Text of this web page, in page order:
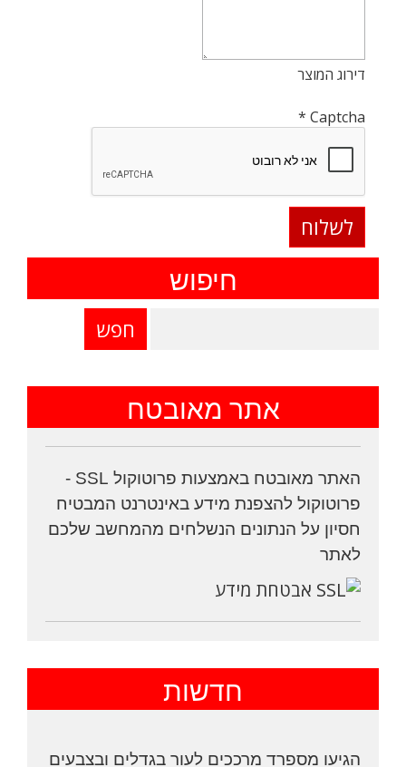
דירוג המוצר
Captcha
*
חיפוש
אתר מאובטח
האתר מאובטח באמצעות פרוטוקול SSL -
פרוטוקול להצפנת מידע באינטרנט המבטיח
חסיון על הנתונים הנשלחים מהמחשב שלכם
לאתר
חדשות
הגיעו מספרד מרככים לעור בגדלים ובצבעים